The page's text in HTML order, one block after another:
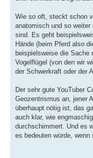
Wie so oft, steckt schon
anatomisch und so weiter
sind. Es geht
Hände (beim Pferd also
beispielsweise die Sache
Vogelflügel (von den wir
der Schwerkraft oder der
Der sehr gute YouTuber
Geozentrismus an, jener
überhaupt nötig ist, das
auch klar, wie
durchschimmert. Und es
es bedeuten würde,